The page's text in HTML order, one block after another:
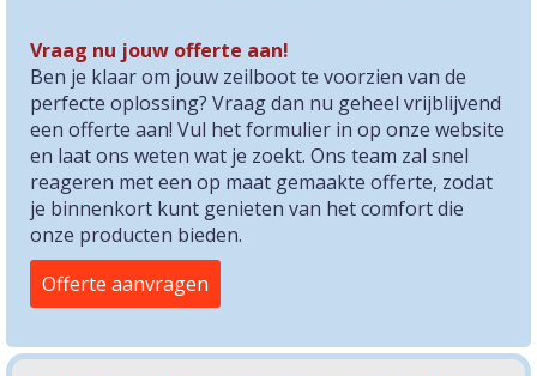
Vraag nu jouw offerte aan!
Ben je klaar om jouw zeilboot te voorzien van de
perfecte oplossing? Vraag dan nu geheel vrijblijvend
een offerte aan! Vul het formulier in op onze website
en laat ons weten wat je zoekt. Ons team zal snel
reageren met een op maat gemaakte offerte, zodat
je binnenkort kunt genieten van het comfort die
onze producten bieden.
Offerte aanvragen